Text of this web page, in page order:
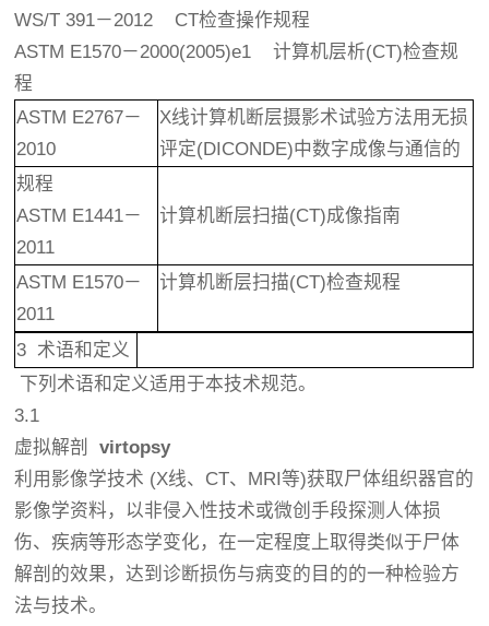
WS/T 391－2012 CT检查操作规程
ASTM E1570－2000(2005)e1 计算机层析(CT)检查规
程
ASTM E2767－
2010
X线计算机断层摄影术试验方法用无损
评定(DICONDE)中数字成像与通信的
规程
ASTM E1441－
2011
计算机断层扫描(CT)成像指南
ASTM E1570－
2011
计算机断层扫描(CT)检查规程
3 术语和定义
下列术语和定义适用于本技术规范。
3.1
虚拟解剖virtopsy
利用影像学技术 (X线、CT、MRI等)获取尸体组织器官的
影像学资料，以非侵入性技术或微创手段探测人体损
伤、疾病等形态学变化，在一定程度上取得类似于尸体
解剖的效果，达到诊断损伤与病变的目的的一种检验方
法与技术。